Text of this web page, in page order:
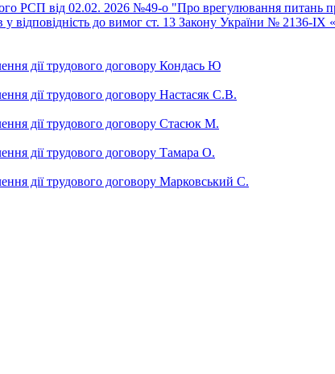
РСП від 02.02. 2026 №49-о "Про врегулювання питань
у відповідність до вимог ст. 13 Закону України № 2136-
дії трудового договору Кондась Ю
дії трудового договору Настасяк С.В.
дії трудового договору Стасюк М.
дії трудового договору Тамара О.
дії трудового договору Марковський С.